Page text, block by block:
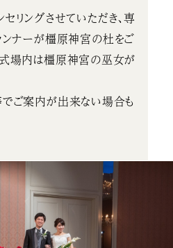
リングさせていただき、専
ンナーが橿原神宮の杜をご
場内は橿原神宮の巫女が
ご案内が出来ない場合も